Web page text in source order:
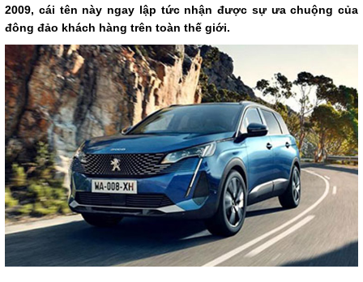
2009, cái tên này ngay lập tức nhận được sự ưa chuộng của
đông đảo khách hàng trên toàn thế giới.